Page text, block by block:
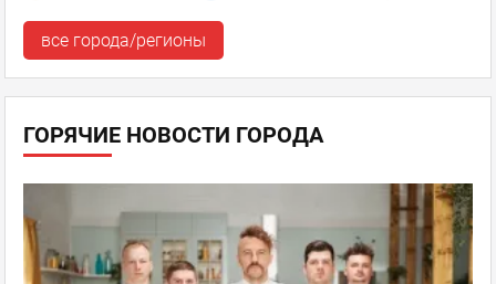
все города/регионы
ГОРЯЧИЕ НОВОСТИ ГОРОДА